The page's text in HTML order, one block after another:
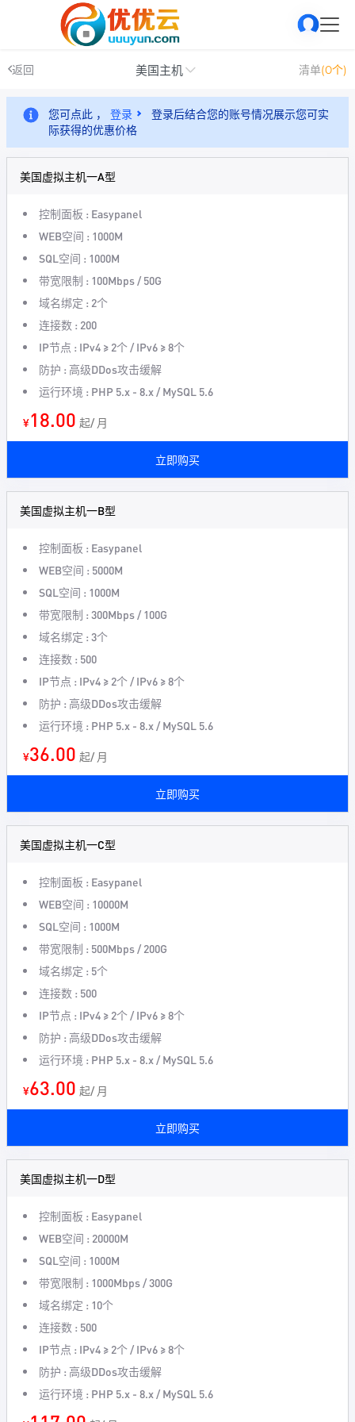
返回 美国主机 清单(0个)
您可点此 ， 登录
登录后结合您的账号情况展示您可实
际获得的优惠价格
美国虚拟主机一A型
控制面板 : Easypanel
WEB空间 : 1000M
SQL空间 : 1000M
带宽限制 : 100Mbps / 50G
域名绑定 : 2个
连接数 : 200
IP节点 : IPv4 ≥ 2个 / IPv6 ≥ 8个
防护 : 高级DDos攻击缓解
运行环境 : PHP 5.x - 8.x / MySQL 5.6
¥18.00 起/ 月
立即购买
美国虚拟主机一B型
控制面板 : Easypanel
WEB空间 : 5000M
SQL空间 : 1000M
带宽限制 : 300Mbps / 100G
域名绑定 : 3个
连接数 : 500
IP节点 : IPv4 ≥ 2个 / IPv6 ≥ 8个
防护 : 高级DDos攻击缓解
运行环境 : PHP 5.x - 8.x / MySQL 5.6
¥36.00 起/ 月
立即购买
美国虚拟主机一C型
控制面板 : Easypanel
WEB空间 : 10000M
SQL空间 : 1000M
带宽限制 : 500Mbps / 200G
域名绑定 : 5个
连接数 : 500
IP节点 : IPv4 ≥ 2个 / IPv6 ≥ 8个
防护 : 高级DDos攻击缓解
运行环境 : PHP 5.x - 8.x / MySQL 5.6
¥63.00 起/ 月
立即购买
美国虚拟主机一D型
控制面板 : Easypanel
WEB空间 : 20000M
SQL空间 : 1000M
带宽限制 : 1000Mbps / 300G
域名绑定 : 10个
连接数 : 500
IP节点 : IPv4 ≥ 2个 / IPv6 ≥ 8个
防护 : 高级DDos攻击缓解
运行环境 : PHP 5.x - 8.x / MySQL 5.6